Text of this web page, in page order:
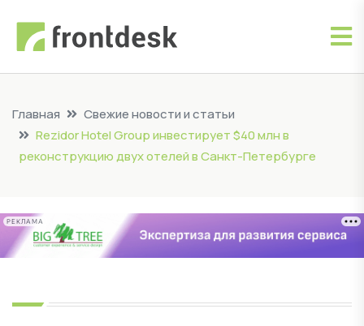
Главная
Свежие новости и статьи
Rezidor Hotel Group инвестирует $40 млн в
реконструкцию двух отелей в Санкт-Петербурге
РЕКЛАМА